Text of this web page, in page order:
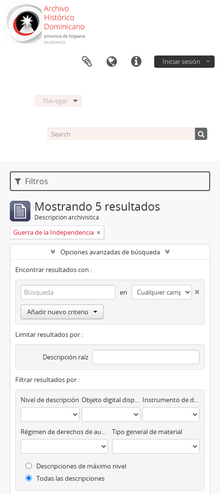
Iniciar sesión
Navegar
Filtros
Mostrando 5 resultados
Descripción archivística
Guerra de la Independencia
Opciones avanzadas de búsqueda
Encontrar resultados con :
en
Añadir nuevo criterio
Limitar resultados por :
Descripción raíz
Filtrar resultados por :
Nivel de descripción Objeto digital disponibles Instrumento de descripción
Régimen de derechos de autor Tipo general de material
Descripciones de máximo nivel
Todas las descripciones